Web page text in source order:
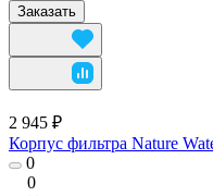
Заказать
2 945 ₽
Корпус фильтра Nature
0
0